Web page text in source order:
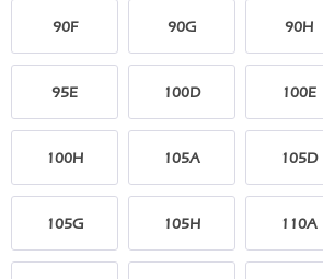
90F 90G 90H
95E 100D 100E
100H 105A 105D
105G 105H 110A